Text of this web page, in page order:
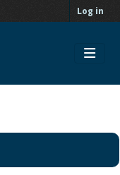
Log in